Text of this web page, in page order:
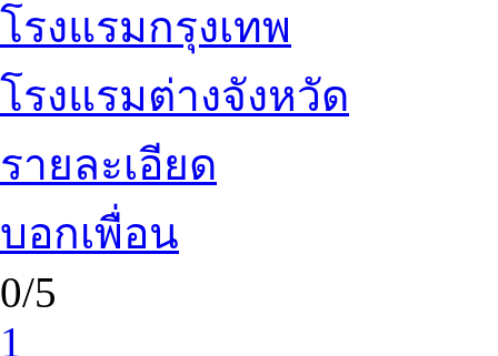
โรงแรมกรุงเทพ
โรงแรมต่างจังหวัด
รายละเอียด
บอกเพื่อน
0/5
1